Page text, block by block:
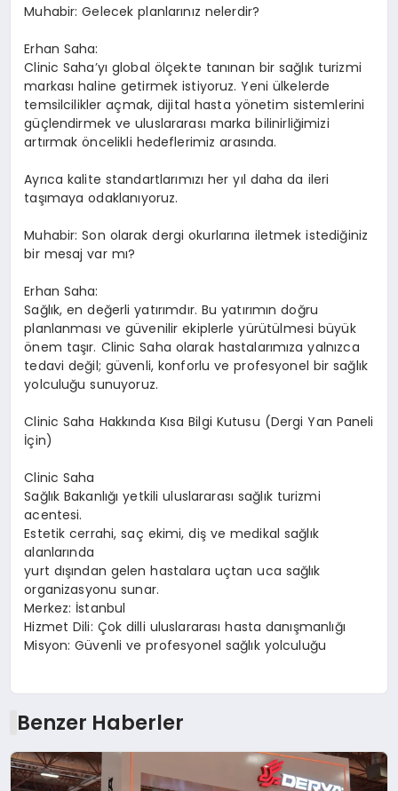
Muhabir: Gelecek planlarınız nelerdir?
Erhan Saha:
Clinic Saha’yı global ölçekte tanınan bir sağlık turizmi
markası haline getirmek istiyoruz. Yeni ülkelerde
temsilcilikler açmak, dijital hasta yönetim sistemlerini
güçlendirmek ve uluslararası marka bilinirliğimizi
artırmak öncelikli hedeflerimiz arasında.
Ayrıca kalite standartlarımızı her yıl daha da ileri
taşımaya odaklanıyoruz.
Muhabir: Son olarak dergi okurlarına iletmek istediğiniz
bir mesaj var mı?
Erhan Saha:
Sağlık, en değerli yatırımdır. Bu yatırımın doğru
planlanması ve güvenilir ekiplerle yürütülmesi büyük
önem taşır. Clinic Saha olarak hastalarımıza yalnızca
tedavi değil; güvenli, konforlu ve profesyonel bir sağlık
yolculuğu sunuyoruz.
Clinic Saha Hakkında Kısa Bilgi Kutusu (Dergi Yan Paneli
İçin)
Clinic Saha
Sağlık Bakanlığı yetkili uluslararası sağlık turizmi
acentesi.
Estetik cerrahi, saç ekimi, diş ve medikal sağlık
alanlarında
yurt dışından gelen hastalara uçtan uca sağlık
organizasyonu sunar.
Merkez: İstanbul
Hizmet Dili: Çok dilli uluslararası hasta danışmanlığı
Misyon: Güvenli ve profesyonel sağlık yolculuğu
Benzer Haberler